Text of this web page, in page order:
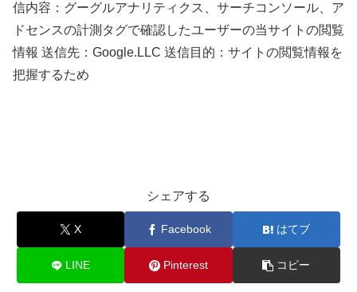
信内容：グーグルアナリティクス、サーチコンソール、ア
ドセンスの計測タグで確認したユーザーの当サイトの閲覧
情報 送信先：Google.LLC 送信目的：サイトの閲覧情報を
把握するため
シェアする
X Facebook はてブ
LINE Pinterest コピー